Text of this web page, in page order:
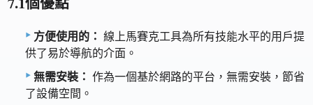
方便使用的： 線上馬賽克工具為所有技能水平的用戶提
供了易於導航的介面。
無需安裝： 作為一個基於網路的平台，無需安裝，節省
了設備空間。